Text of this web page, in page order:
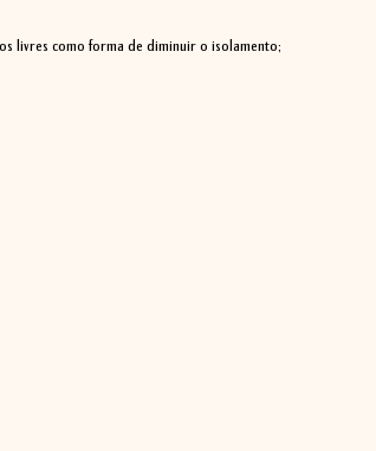
livres como forma de diminuir o isolamento;